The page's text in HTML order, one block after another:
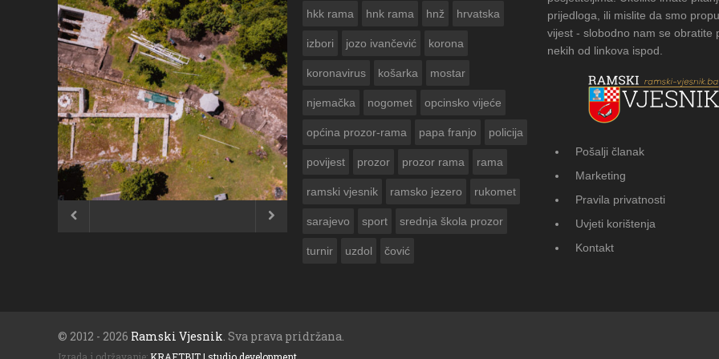
ČESTITKA RAMSKOG VJESNIKA ZA
USKRS 2023. GODINE
FOTOGALERIJA: Čuvanje običaja u
 
hkk rama hnk rama hnž hrvatska
izbori jozo ivančević korona
koronavirus košarka mostar
njemačka nogomet opcinsko vijeće
općina prozor-rama papa franjo policija
povijest prozor prozor rama rama
ramski vjesnik ramsko jezero rukomet
sarajevo sport srednja škola prozor
turnir uzdol čović
prijedloga, ili mislite da smo
vijest - slobodno nam se obratite
nekih od linkova ispod.
Pošalji članak
Marketing
Pravila privatnosti
Uvjeti korištenja
Kontakt
© 2012 - 2026 Ramski Vjesnik. Sva prava pridržana.